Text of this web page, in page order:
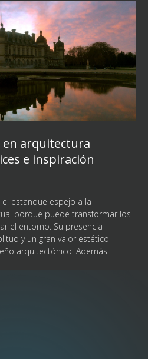
en arquitectura
e inspiración
estanque espejo a la
porque puede transformar los
el entorno. Su presencia
y un gran valor estético
arquitectónico. Además